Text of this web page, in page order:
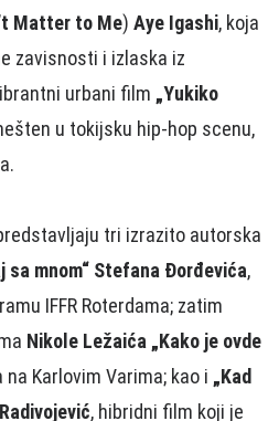
Matter to Me) Aye Igashi, koja
zavisnosti i izlaska iz
urbani film „Yukiko
u tokijsku hip‑hop scenu,
tri izrazito autorska
sa mnom“ Stefana Đorđevića,
IFFR Roterdama; zatim
Nikole Ležaića „Kako je ovde
na Karlovim Varima; kao i „Kad
, hibridni film koji je